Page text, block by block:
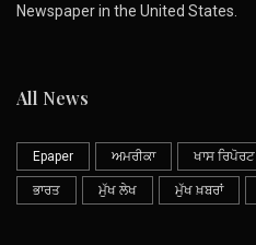
Newspaper in the United States.
All News
Epaper ਅਮਰੀਕਾ ਖਾਸ ਰਿਪੋਰਟ
ਭਾਰਤ ਮੁੱਖ ਲੇਖ ਮੁੱਖ ਖ਼ਬਰਾਂ